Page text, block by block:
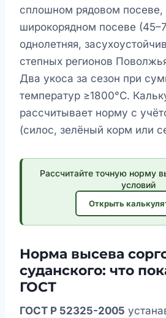
сплошном рядовом посеве,
широкорядном посеве
однолетняя,
степных регионов
Два укоса за сезон при
температур ≥1800°C.
рассчитывает норму с
(силос, зелёный корм или
Рассчитайте точную норму
условий
Открыть
Норма высева
суданского: что
ГОСТ
ГОСТ Р 52325-2005